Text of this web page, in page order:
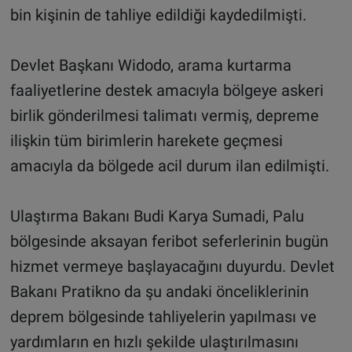
bin kişinin de tahliye edildiği kaydedilmişti.
Devlet Başkanı Widodo, arama kurtarma
faaliyetlerine destek amacıyla bölgeye askeri
birlik gönderilmesi talimatı vermiş, depreme
ilişkin tüm birimlerin harekete geçmesi
amacıyla da bölgede acil durum ilan edilmişti.
Ulaştırma Bakanı Budi Karya Sumadi, Palu
bölgesinde aksayan feribot seferlerinin bugün
hizmet vermeye başlayacağını duyurdu. Devlet
Bakanı Pratikno da şu andaki önceliklerinin
deprem bölgesinde tahliyelerin yapılması ve
yardımların en hızlı şekilde ulaştırılmasını